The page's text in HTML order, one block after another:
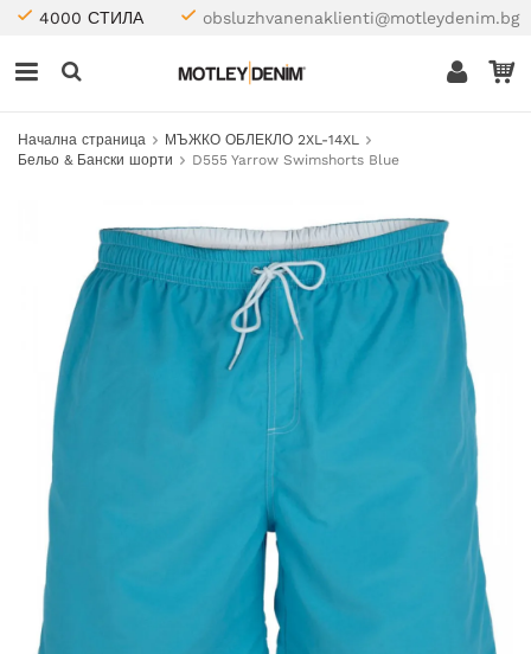
4000 СТИЛА obsluzhvanenaklienti@motleydenim.bg
Начална страница
МЪЖКО ОБЛЕКЛО 2XL-14XL
Бельо & Бански шорти
D555 Yarrow Swimshorts Blue